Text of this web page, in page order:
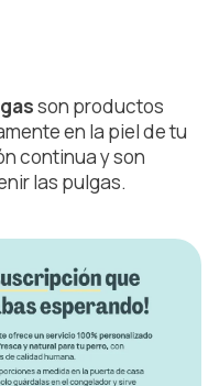
son productos
en la piel de tu
continua y son
las pulgas.